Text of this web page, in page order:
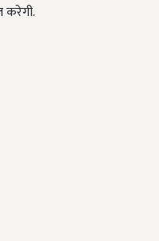
करेगी.